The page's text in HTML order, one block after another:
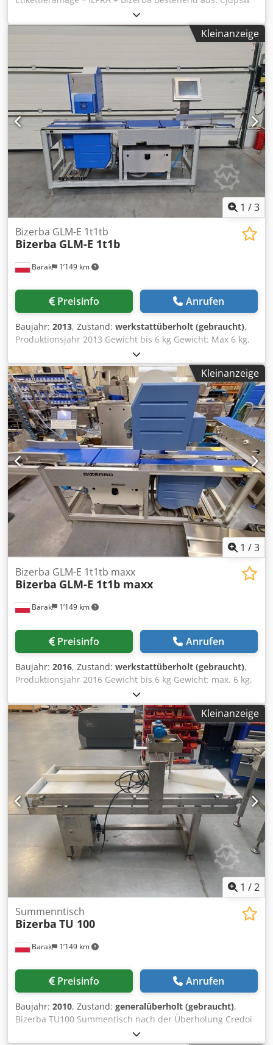
Ht Uzsfx Agljrf Verpackungsmaschine Marke: ILPRA Serie:
FOODPACK Modell: BIG MEC Nummer: FP 4698 Baujahr:
2002 Spannung: 400 V Schalengröße: 22x17 mm
Modell: STAMPO Nummer: S 6036 Baujahr: 2002
Spannung: 230 V Bizerba Etikettierer
Kleinanzeige
1 /3
Barak 1’149 km
Bizerba GLM-E 1t1tb
Bizerba GLM-E 1t1b
Preisinfo Anrufen
Baujahr: 2013, Zustand: werkstattüberholt (gebraucht),
Produktionsjahr 2013 Gewicht bis 6 kg Gewicht: Max 6 kg,
Min 20 g, e = 1 g Bewegungsrichtung L→ R oder R→ L
Anbringen von Etiketten: - Oben (AirJet) - Daunen (AirJet)
Etikettenabmessungen - Breite bis 130 mm, Drucklänge bis
104 mm - Länge bis 150 mm GT-12C Farb-Touchscreen-
Terminal Wägesegmentlänge 400 mm Bandbreite 300 mm
Gesamtgröße der Maschine: 200 cm x 80 cm Möglichkeit
zum Hochladen des Programms auf 13.60 SP.12 Installierte
Lizenzen: - (MEISTER) : Codowdgtfopfx Aglsrf [+]
SOFTCONTROL_1 Wir gewähren 6 Monate Garantie auf das
Gerät
Kleinanzeige
1 /3
Barak 1’149 km
Bizerba GLM-E 1t1tb maxx
Bizerba GLM-E 1t1b maxx
Preisinfo Anrufen
Baujahr: 2016, Zustand: werkstattüberholt (gebraucht),
Produktionsjahr 2016 Gewicht bis 6 kg Gewicht: max. 6 kg,
min. 20 g, e = 1 g Bewegungsrichtung L→ R oder R→ L
Etikettenaufkleber: - Oben (AirJet) - Daunen (AirJet) GT-12C
Farb-Touchscreen-Terminal Wägesegmentlänge 400 mm
Bandbreite 300 mm Gesamtgröße der Maschine: 200 cm x
80 cm Möglichkeit zum Hochladen des Programms auf
13.60 SP.12 Installierte Lizenzen: Oben (MASTER): [+]
BRIDGE+MC_BUFFER [+] SOFTCONTROL_1 [+] STATISTIKEN
[+] GEWICHTSKLASSEN [+] CODE_PART_PRINT [+]
Schriftarten werden geladen [+] EURO Unten (SLAVE):
Cedpfx Ajwdgt Eoglsrf [+] PRINT_CODE_PARTS [+]
HERUNTERLADBARE SCHRIFTARTEN [+] EURO Wir
gewähren 6 Monate Garantie auf das Gerät
Kleinanzeige
1 /2
Barak 1’149 km
Summenntisch
Bizerba TU 100
Preisinfo Anrufen
Baujahr: 2010, Zustand: generalüberholt (gebraucht),
Bizerba TU100 Summentisch nach der Überholung Credoi